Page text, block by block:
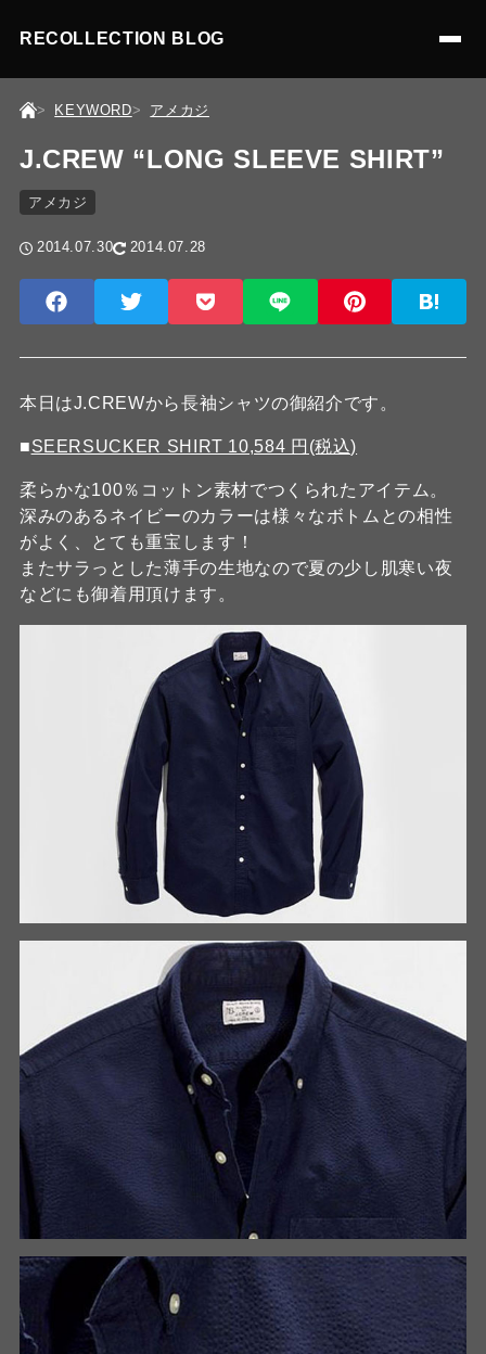
RECOLLECTION BLOG
KEYWORD アメカジ
J.CREW “LONG SLEEVE SHIRT”
アメカジ
2014.07.30 2014.07.28
本日はJ.CREWから長袖シャツの御紹介です。
■SEERSUCKER SHIRT 10,584 円(税込)
柔らかな100％コットン素材でつくられたアイテム。
深みのあるネイビーのカラーは様々なボトムとの相性
がよく、とても重宝します！
またサラっとした薄手の生地なので夏の少し肌寒い夜
などにも御着用頂けます。